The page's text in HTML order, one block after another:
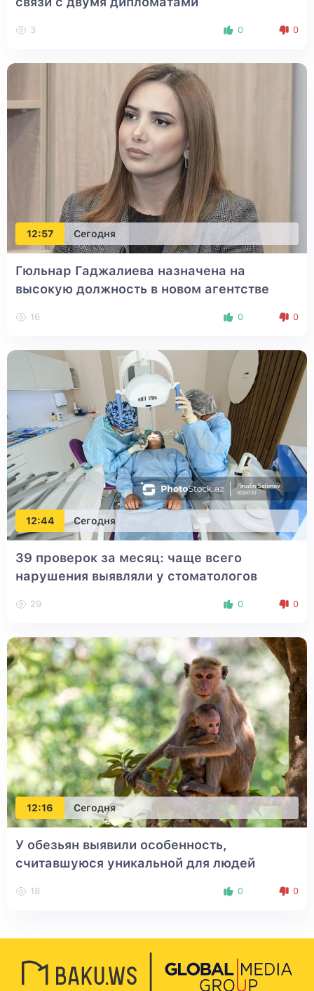
3 0 0
12:57 Сегодня
Гюльнар Гаджалиева назначена на
высокую должность в новом агентстве
16 0 0
12:44 Сегодня
39 проверок за месяц: чаще всего
нарушения выявляли у стоматологов
29 0 0
12:16 Сегодня
У обезьян выявили особенность,
считавшуюся уникальной для людей
18 0 0